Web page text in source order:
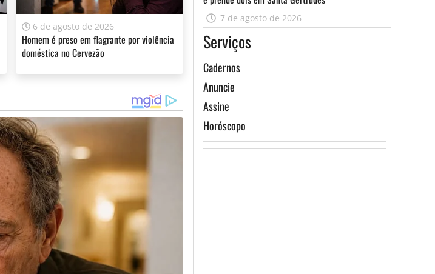
6 de agosto de 2026
Homem é preso em flagrante por violência
doméstica no Cervezão
7 de agosto de 2026
Serviços
Cadernos
Anuncie
Assine
Horóscopo